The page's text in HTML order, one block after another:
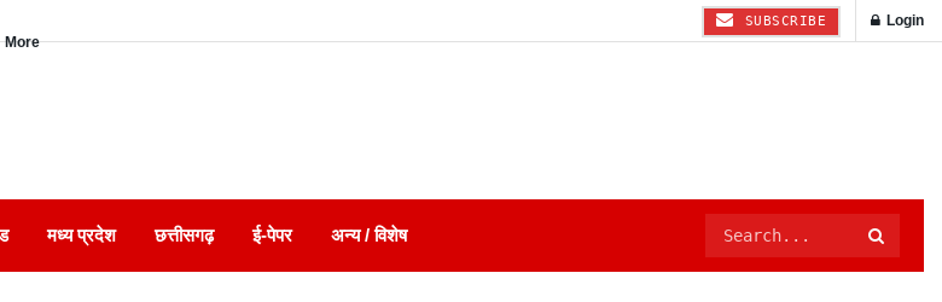
More
SUBSCRIBE Login
मध्य प्रदेश छत्तीसगढ़ ई-पेपर अन्य / विशेष